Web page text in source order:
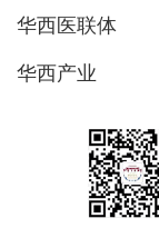
华西医联体
华西产业